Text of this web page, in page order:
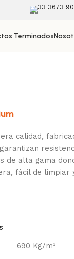
33 3673
Terminados
calidad,
de alta gama
fácil de limpiar
690 Kg/m³